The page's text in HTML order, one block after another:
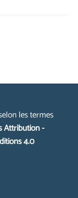
les termes
Attribution -
4.0